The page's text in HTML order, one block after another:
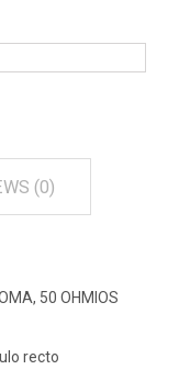
(0)
50 OHMIOS
recto